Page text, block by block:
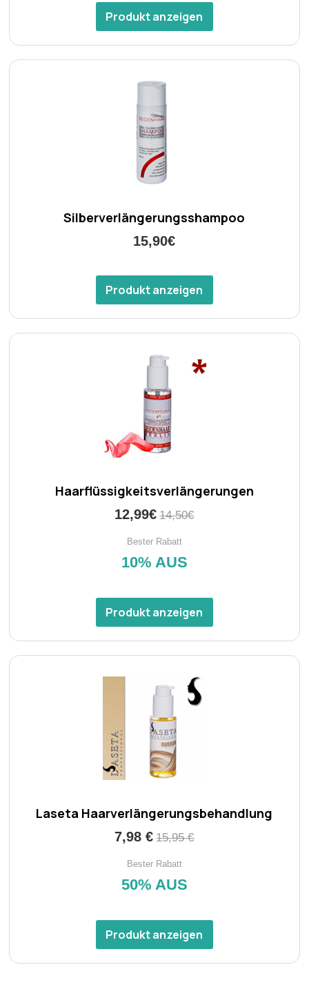
Produkt anzeigen
Silberverlängerungsshampoo
15,90€
Produkt anzeigen
Haarflüssigkeitsverlängerungen
12,99€ 14,50€
Bester Rabatt
10% AUS
Produkt anzeigen
Laseta Haarverlängerungsbehandlung
7,98 € 15,95 €
Bester Rabatt
50% AUS
Produkt anzeigen